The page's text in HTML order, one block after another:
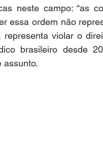
neste campo: “as
essa ordem não
representa violar o
brasileiro desde
assunto.